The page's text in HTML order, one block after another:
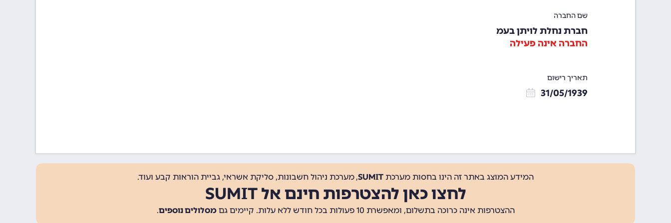
שם החברה
חברת נחלת לויתן בעמ
החברה אינה פעילה
תאריך רישום
31/05/1939
המידע המוצג באתר זה הינו בחסות מערכת SUMIT, מערכת ניהול חשבונות, סליקת אשראי, גביית הוראות קבע ועוד.
לחצו כאן להצטרפות חינם אל SUMIT
ההצטרפות אינה כרוכה בתשלום, ומאפשרת 10 פעולות בכל חודש ללא עלות. קיימים גם מסלולים נוספים.